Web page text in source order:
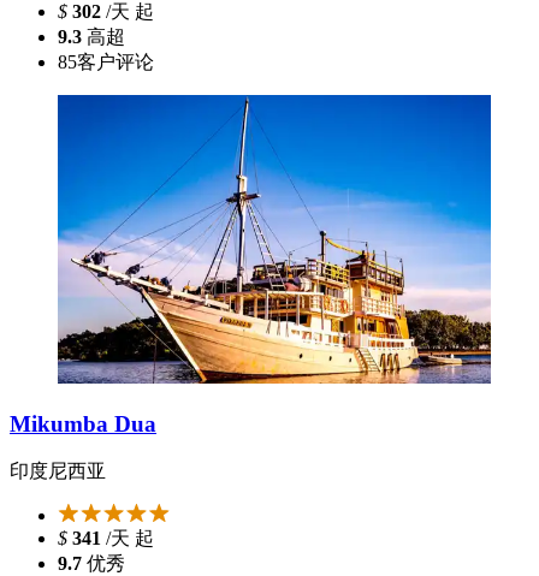
$ 302 /天 起
9.3 高超
85客户评论
Mikumba Dua
印度尼西亚
$ 341 /天 起
9.7 优秀